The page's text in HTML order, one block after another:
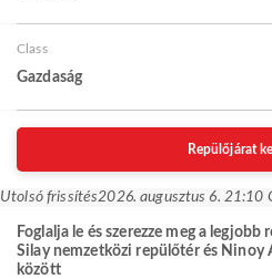
Class
Gazdaság
Repülőjárat
Utolsó frissítés2026. augusztus 6. 21:10
Foglalja le és szerezze meg a
Silay nemzetközi repülőtér és
között